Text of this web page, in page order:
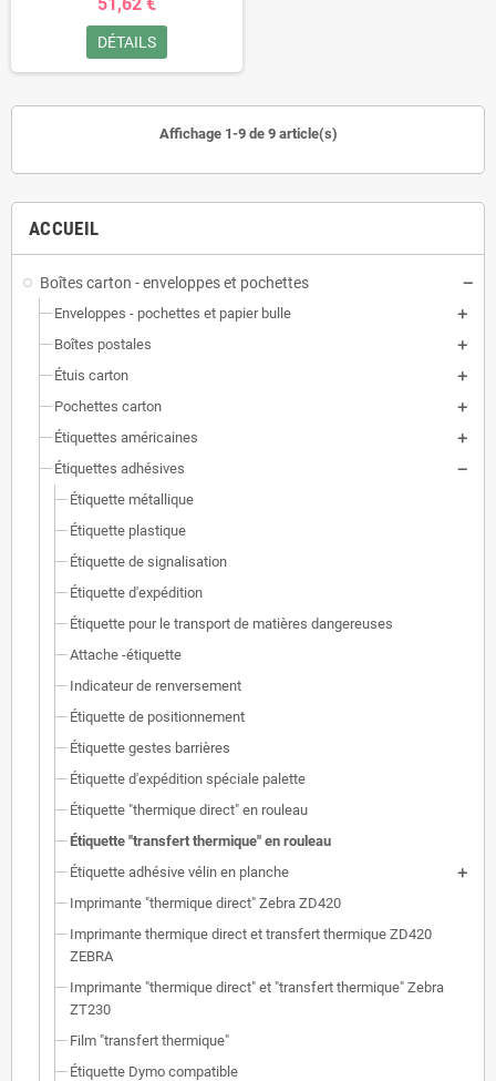
ACCUEIL
Boîtes carton - enveloppes et pochettes
Enveloppes - pochettes et papier bulle
Boîtes postales
Étuis carton
Pochettes carton
Étiquettes américaines
Étiquettes adhésives
Étiquette métallique
Étiquette plastique
Étiquette de signalisation
Étiquette d'expédition
Étiquette pour le transport de matières dangereuses
Attache -étiquette
Indicateur de renversement
Étiquette de positionnement
Étiquette gestes barrières
Étiquette d'expédition spéciale palette
Étiquette "thermique direct" en rouleau
Étiquette "transfert thermique" en rouleau
Étiquette adhésive vélin en planche
Imprimante "thermique direct" Zebra ZD420
Imprimante thermique direct et transfert thermique ZD420
ZEBRA
Imprimante "thermique direct" et "transfert thermique" Zebra
ZT230
Film "transfert thermique"
Étiquette Dymo compatible
DÉTAILS
Affichage 1-9 de 9 article(s)